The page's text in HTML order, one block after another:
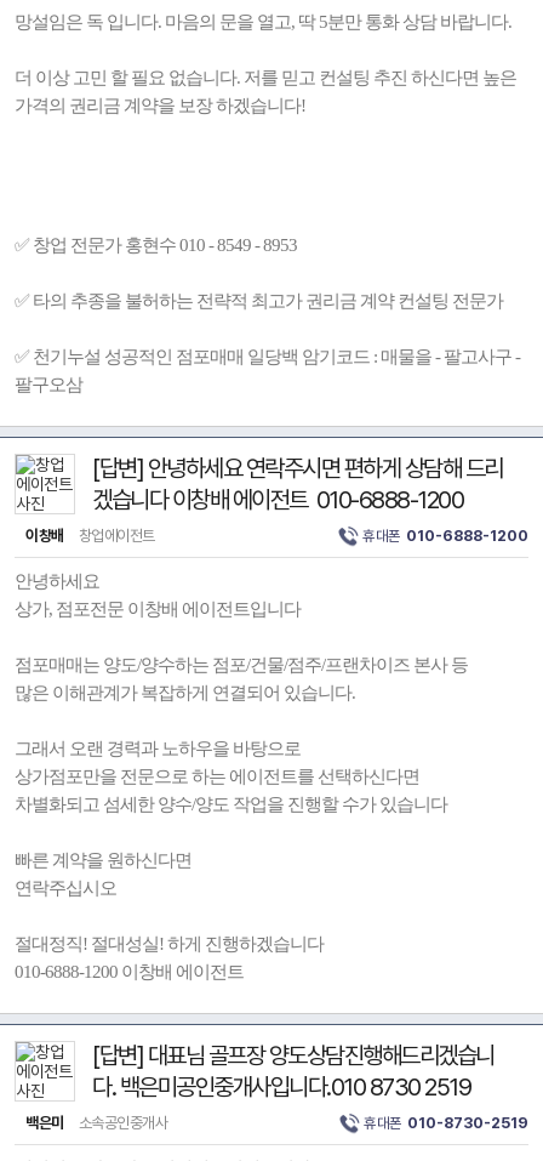
망설임은 독 입니다. 마음의 문을 열고, 딱 5분만 통화 상담 바랍니다.
더 이상 고민 할 필요 없습니다. 저를 믿고 컨설팅 추진 하신다면 높은
가격의 권리금 계약을 보장 하겠습니다!
✅ 창업 전문가 홍현수 010 - 8549 - 8953
✅ 타의 추종을 불허하는 전략적 최고가 권리금 계약 컨설팅 전문가
✅ 천기누설 성공적인 점포매매 일당백 암기코드 : 매물을 - 팔고사구 -
팔구오삼
[답변] 안녕하세요 연락주시면 편하게 상담해 드리
겠습니다 이창배 에이전트 010-6888-1200
이창배 창업에이전트 휴대폰 010-6888-1200
안녕하세요
상가, 점포전문 이창배 에이전트입니다
점포매매는 양도/양수하는 점포/건물/점주/프랜차이즈 본사 등
많은 이해관계가 복잡하게 연결되어 있습니다.
그래서 오랜 경력과 노하우을 바탕으로
상가점포만을 전문으로 하는 에이전트를 선택하신다면
차별화되고 섬세한 양수/양도 작업을 진행할 수가 있습니다
빠른 계약을 원하신다면
연락주십시오
절대정직! 절대성실! 하게 진행하겠습니다
010-6888-1200 이창배 에이전트
[답변] 대표님 골프장 양도상담진행해드리겠습니
다. 백은미공인중개사입니다.010 8730 2519
백은미 소속공인중개사 휴대폰 010-8730-2519